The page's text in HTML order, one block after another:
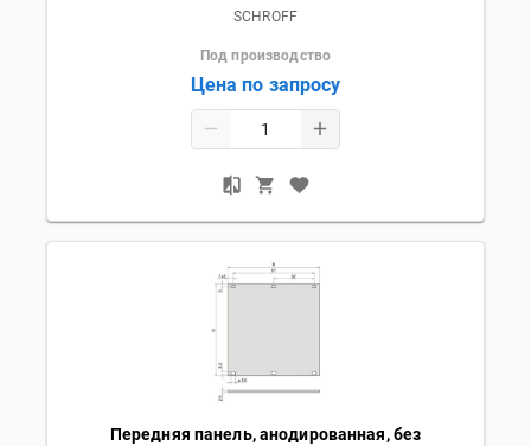
SCHROFF
Под производство
Цена по запросу
Передняя панель, анодированная, без